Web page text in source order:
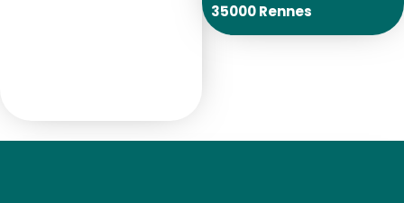
35000 Rennes